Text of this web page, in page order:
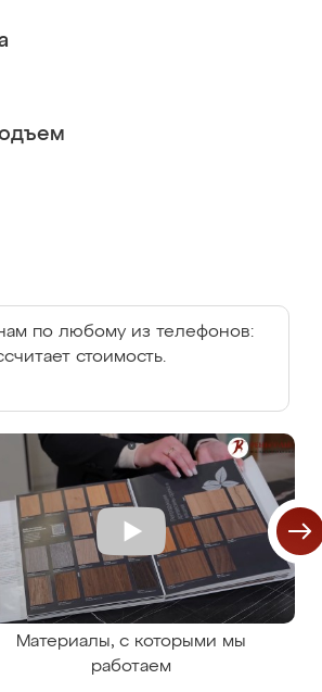
по любому из телефонов:
стоимость.
Материалы, с которыми мы
работаем